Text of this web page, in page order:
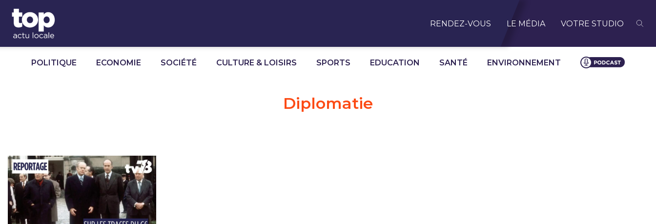
RENDEZ-VOUS LE MÉDIA VOTRE STUDIO
POLITIQUE ECONOMIE SOCIÉTÉ CULTURE & LOISIRS SPORTS EDUCATION SANTÉ ENVIRONNEMENT
Diplomatie